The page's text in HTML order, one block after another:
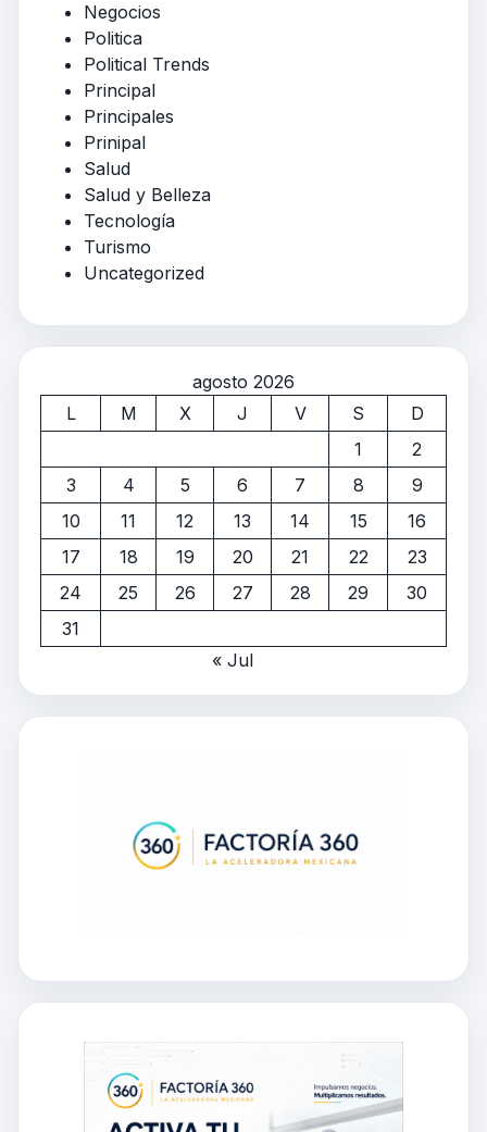
Negocios
Politica
Political Trends
Principal
Principales
Prinipal
Salud
Salud y Belleza
Tecnología
Turismo
Uncategorized
agosto 2026
L
M X J V S
D
1
2
3
4 5 6 7 8
9
10
11 12 13 14 15
16
17
18 19 20 21 22
23
24
25 26 27 28 29
30
31
« Jul